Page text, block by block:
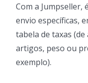
Com a Jumpseller,
envio específicas,
tabela de taxas
artigos, peso ou
exemplo).